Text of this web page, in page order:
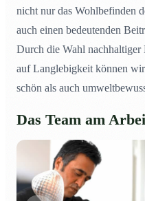
nicht nur das Wohlbefinden
auch einen bedeutenden
Durch die Wahl
auf Langlebigkeit können
schön als auch
Das Team am